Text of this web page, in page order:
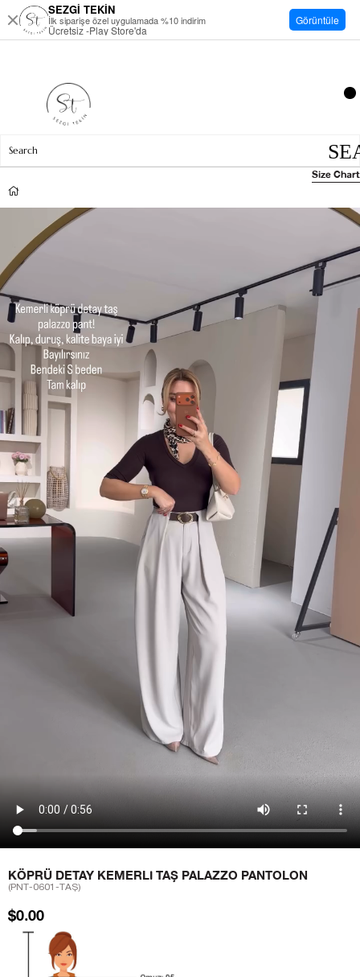
KÖPRÜ DETAY KEMERLI TAŞ PALAZZO PANTOLON
(PNT-0601-TAŞ)
$0.00
Size Chart
SEZGİ TEKİN
İlk siparişe özel uygulamada %10 indirim
Ücretsiz -Play Store'da
Görüntüle